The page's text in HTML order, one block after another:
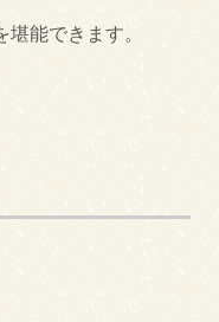
能できます。